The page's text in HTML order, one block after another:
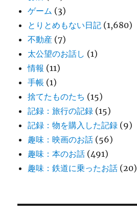
ゲーム (3)
とりとめもない日記 (1,680)
不動産 (7)
太公望のお話し (1)
情報 (11)
手帳 (1)
捨てたものたち (15)
記録：旅行の記録 (15)
記録：物を購入した記録 (9)
趣味：映画のお話 (56)
趣味：本のお話 (491)
趣味：鉄道に乗ったお話 (20)